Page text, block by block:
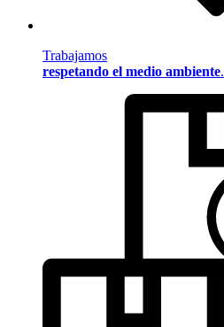
Trabajamos
respetando el medio ambiente.